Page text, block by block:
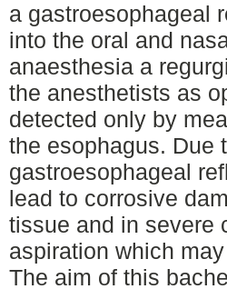
a gastroesophageal
into the oral and
anaesthesia a
the anesthetists as
detected only by
the esophagus. Due
gastroesophageal
lead to corrosive
tissue and in severe
aspiration which
The aim of this